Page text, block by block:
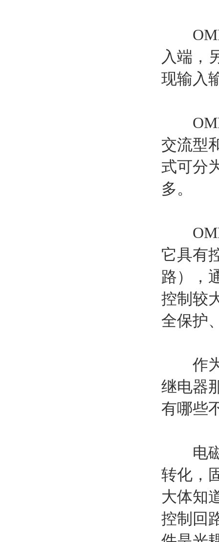
入端，
现输入
交流型
式可分
多。
它具有
路），
控制较
全保护
作为
继电器
有哪些
电磁
转化，
大体知
控制回